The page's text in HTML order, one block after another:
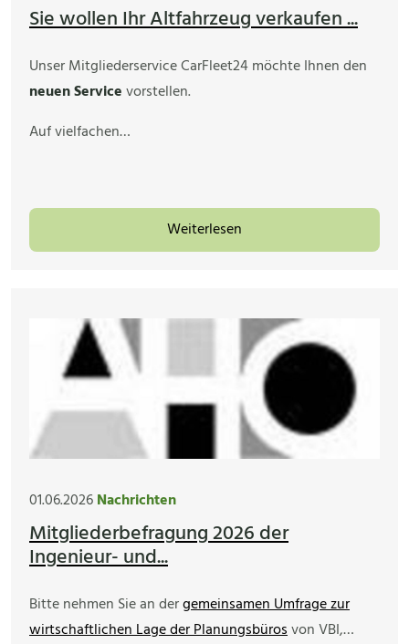
Sie wollen Ihr Altfahrzeug verkaufen ...
Unser Mitgliederservice CarFleet24 möchte Ihnen den
neuen Servicevorstellen.
Auf vielfachen…
Weiterlesen
01.06.2026Nachrichten
Mitgliederbefragung 2026 der
Ingenieur- und...
Bitte nehmen Sie an dergemeinsamen Umfrage zur
wirtschaftlichen Lage der Planungsbürosvon VBI,…